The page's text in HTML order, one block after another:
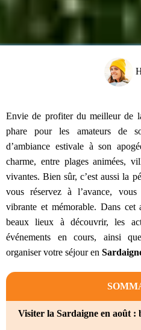
Envie de profiter du meilleur de
phare pour les amateurs de
d’ambiance estivale à son
charme, entre plages animées,
vivantes. Bien sûr, c’est aussi la
vous réservez à l’avance,
vibrante et mémorable. Dans
beaux lieux à découvrir, les
événements en cours, ainsi
organiser votre séjour en
Visiter la Sardaigne en août :